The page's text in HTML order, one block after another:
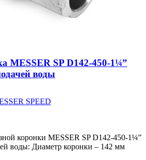
MESSER SP D142-450-1¼”
воды
SPEED
коронки MESSER SP D142-450-1¼”
воды: Диаметр коронки – 142 мм